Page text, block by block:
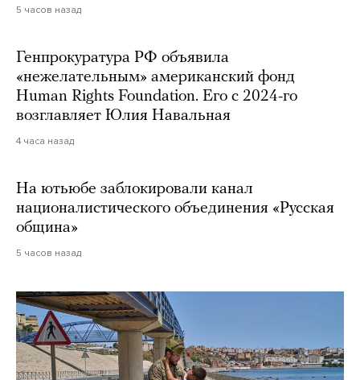
5 часов назад
Генпрокуратура РФ объявила
«нежелательным» американский фонд
Human Rights Foundation. Его с 2024-го
возглавляет Юлия Навальная
4 часа назад
На ютьюбе заблокировали канал
националистического объединения «Русская
община»
5 часов назад